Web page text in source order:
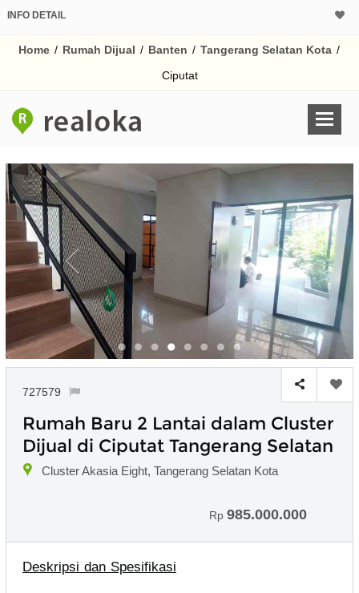
INFO DETAIL
Home / Rumah Dijual / Banten / Tangerang Selatan Kota /
Ciputat
727579
Rumah Baru 2 Lantai dalam Cluster
Dijual di Ciputat Tangerang Selatan
Cluster Akasia Eight, Tangerang Selatan Kota
Rp 985.000.000
Deskripsi dan Spesifikasi
Harga Rp
% /th
Untuk hasil simulasi
pada kotak-
Simpan